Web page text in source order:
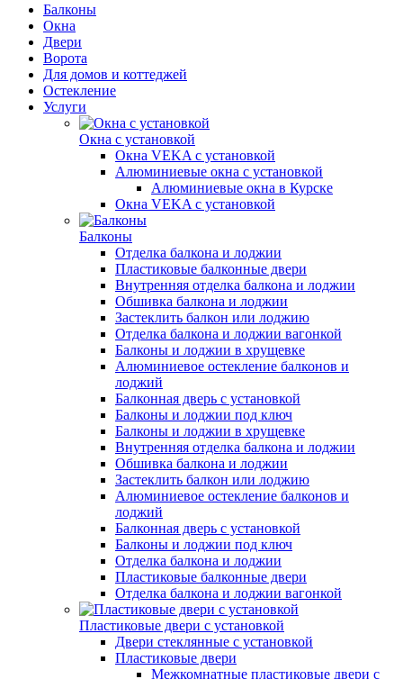
Балконы
Окна
Двери
Ворота
Для домов и коттеджей
Остекление
Услуги
Окна с установкой
Окна VEKA с установкой
Алюминиевые окна с установкой
Алюминиевые окна в Курске
Окна VEKA с установкой
Балконы
Отделка балкона и лоджии
Пластиковые балконные двери
Внутренняя отделка балкона и лоджии
Обшивка балкона и лоджии
Застеклить балкон или лоджию
Отделка балкона и лоджии вагонкой
Балконы и лоджии в хрущевке
Алюминиевое остекление балконов и
лоджий
Балконная дверь с установкой
Балконы и лоджии под ключ
Балконы и лоджии в хрущевке
Внутренняя отделка балкона и лоджии
Обшивка балкона и лоджии
Застеклить балкон или лоджию
Алюминиевое остекление балконов и
лоджий
Балконная дверь с установкой
Балконы и лоджии под ключ
Отделка балкона и лоджии
Пластиковые балконные двери
Отделка балкона и лоджии вагонкой
Пластиковые двери с установкой
Двери стеклянные с установкой
Пластиковые двери
Межкомнатные пластиковые двери с